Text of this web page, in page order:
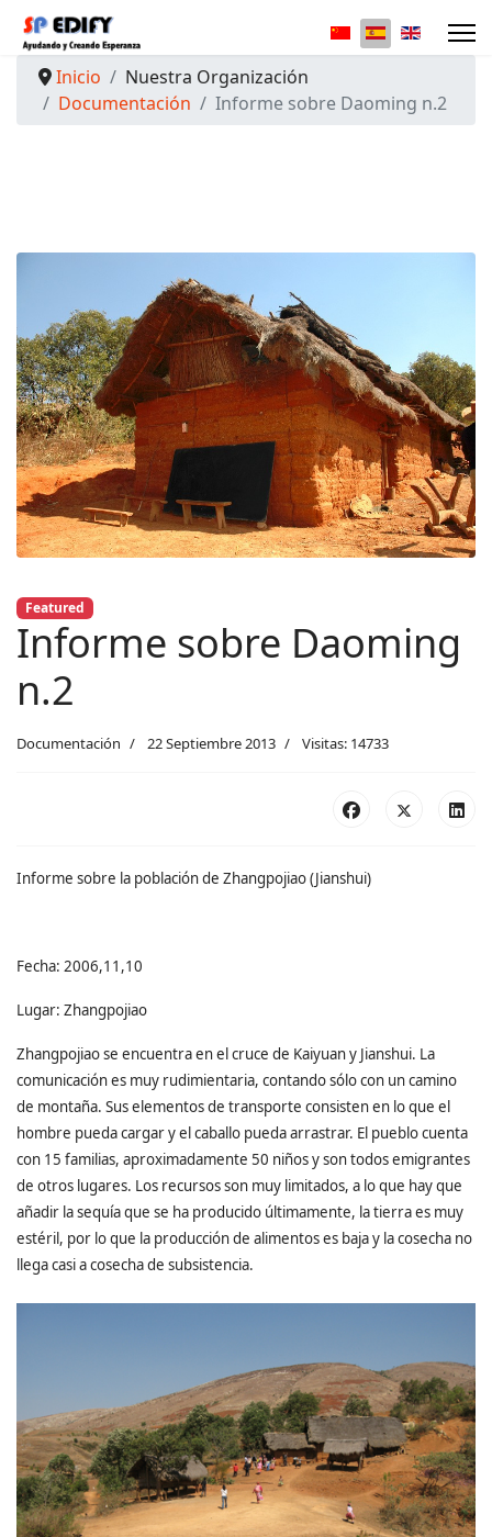
Seleccione su
Inicio
Nuestra Organización
Documentación
Informe sobre Daoming n.2
Featured
Informe sobre Daoming
n.2
Documentación 22 Septiembre 2013 Visitas: 14733
Informe sobre la población de Zhangpojiao (Jianshui)
Fecha: 2006,11,10
Lugar: Zhangpojiao
Zhangpojiao se encuentra en el cruce de Kaiyuan y Jianshui. La
comunicación es muy rudimientaria, contando sólo con un camino
de montaña. Sus elementos de transporte consisten en lo que el
hombre pueda cargar y el caballo pueda arrastrar. El pueblo cuenta
con 15 familias, aproximadamente 50 niños y son todos emigrantes
de otros lugares. Los recursos son muy limitados, a lo que hay que
añadir la sequía que se ha producido últimamente, la tierra es muy
estéril, por lo que la producción de alimentos es baja y la cosecha no
llega casi a cosecha de subsistencia.